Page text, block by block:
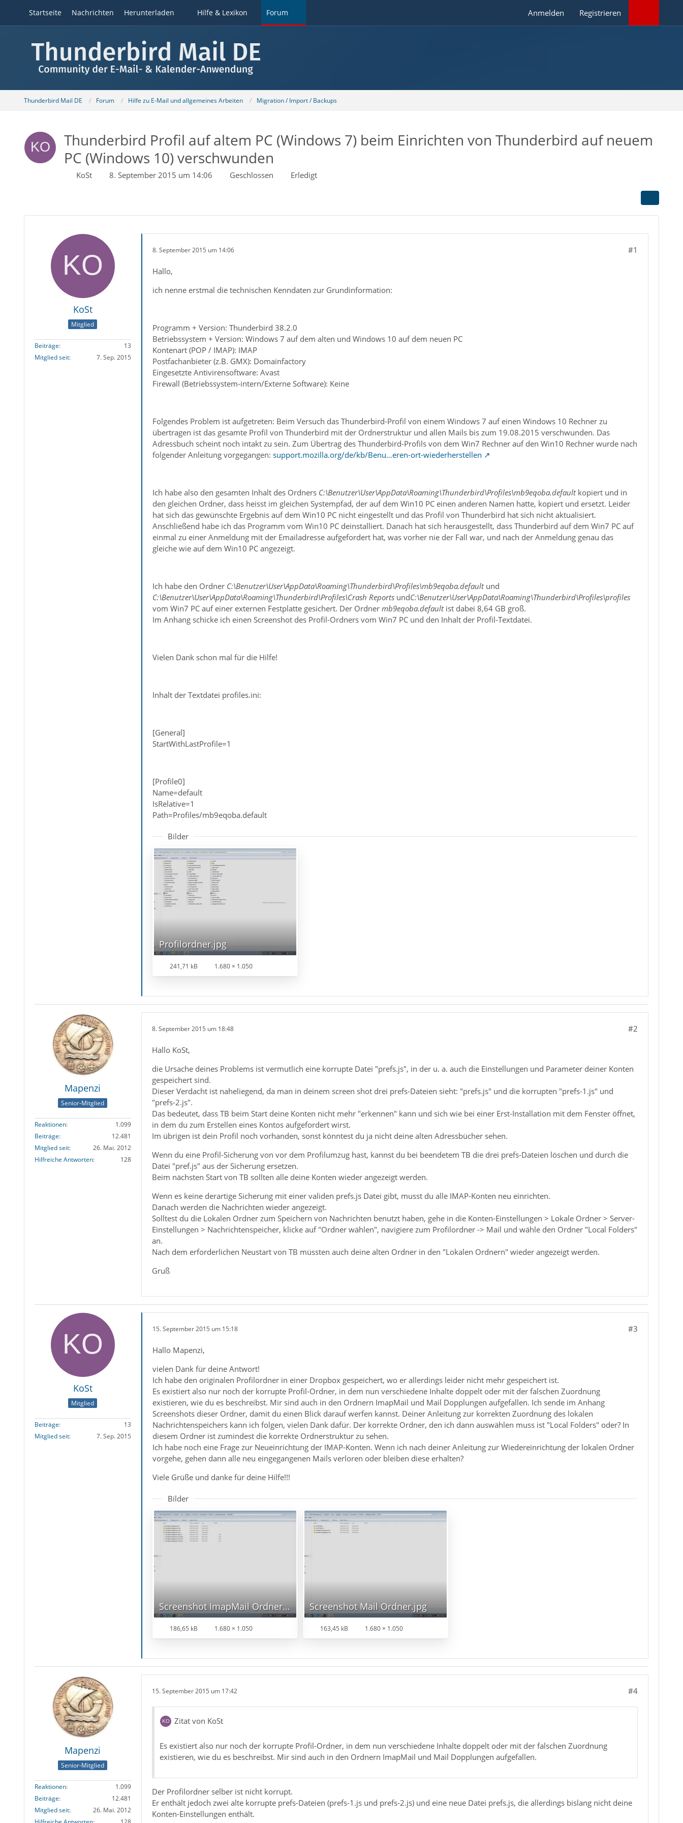
Startseite Nachrichten Herunterladen Hilfe & Lexikon Forum Anmelden Registrieren
Thunderbird Mail DE Forum Hilfe zu E-Mail und allgemeines Arbeiten Migration / Import / Backups
Thunderbird Profil auf altem PC (Windows 7) beim Einrichten von Thunderbird auf neuem
PC (Windows 10) verschwunden
KoSt 8. September 2015 um 14:06 Geschlossen Erledigt
KoSt
Mitglied
Beiträge
13
Mitglied seit
7. Sep. 2015
8. September 2015 um 14:06 #1
Hallo,
ich nenne erstmal die technischen Kenndaten zur Grundinformation:
Programm + Version: Thunderbird 38.2.0
Betriebssystem + Version: Windows 7 auf dem alten und Windows 10 auf dem neuen PC
Kontenart (POP / IMAP): IMAP
Postfachanbieter (z.B. GMX): Domainfactory
Eingesetzte Antivirensoftware: Avast
Firewall (Betriebssystem-intern/Externe Software): Keine
Folgendes Problem ist aufgetreten: Beim Versuch das Thunderbird-Profil von einem Windows 7 auf einen Windows 10 Rechner zu
übertragen ist das gesamte Profil von Thunderbird mit der Ordnerstruktur und allen Mails bis zum 19.08.2015 verschwunden. Das
Adressbuch scheint noch intakt zu sein. Zum Übertrag des Thunderbird-Profils von dem Win7 Rechner auf den Win10 Rechner wurde nach
folgender Anleitung vorgegangen: support.mozilla.org/de/kb/Benu…eren-ort-wiederherstellen
Ich habe also den gesamten Inhalt des Ordners C:\Benutzer\User\AppData\Roaming\Thunderbird\Profiles\mb9eqoba.defaultkopiert und in
den gleichen Ordner, dass heisst im gleichen Systempfad, der auf dem Win10 PC einen anderen Namen hatte, kopiert und ersetzt. Leider
hat sich das gewünschte Ergebnis auf dem Win10 PC nicht eingestellt und das Profil von Thunderbird hat sich nicht aktualisiert.
Anschließend habe ich das Programm vom Win10 PC deinstalliert. Danach hat sich herausgestellt, dass Thunderbird auf dem Win7 PC auf
einmal zu einer Anmeldung mit der Emailadresse aufgefordert hat, was vorher nie der Fall war, und nach der Anmeldung genau das
gleiche wie auf dem Win10 PC angezeigt.
Ich habe den Ordner C:\Benutzer\User\AppData\Roaming\Thunderbird\Profiles\mb9eqoba.defaultund
C:\Benutzer\User\AppData\Roaming\Thunderbird\Profiles\Crash Reports undC:\Benutzer\User\AppData\Roaming\Thunderbird\Profiles\profiles
vom Win7 PC auf einer externen Festplatte gesichert. Der Ordner mb9eqoba.defaultist dabei 8,64 GB groß.
Im Anhang schicke ich einen Screenshot des Profil-Ordners vom Win7 PC und den Inhalt der Profil-Textdatei.
Vielen Dank schon mal für die Hilfe!
Inhalt der Textdatei profiles.ini:
[General]
StartWithLastProfile=1
[Profile0]
Name=default
IsRelative=1
Path=Profiles/mb9eqoba.default
Bilder
Profilordner.jpg
241,71 kB 1.680 × 1.050
Mapenzi
Senior-Mitglied
Reaktionen
1.099
Beiträge
12.481
Mitglied seit
26. Mai. 2012
Hilfreiche Antworten
128
8. September 2015 um 18:48 #2
Hallo KoSt,
die Ursache deines Problems ist vermutlich eine korrupte Datei "prefs.js", in der u. a. auch die Einstellungen und Parameter deiner Konten
gespeichert sind.
Dieser Verdacht ist naheliegend, da man in deinem screen shot drei prefs-Dateien sieht: "prefs.js" und die korrupten "prefs-1.js" und
"prefs-2.js".
Das bedeutet, dass TB beim Start deine Konten nicht mehr "erkennen" kann und sich wie bei einer Erst-Installation mit dem Fenster öffnet,
in dem du zum Erstellen eines Kontos aufgefordert wirst.
Im übrigen ist dein Profil noch vorhanden, sonst könntest du ja nicht deine alten Adressbücher sehen.
Wenn du eine Profil-Sicherung von vor dem Profilumzug hast, kannst du bei beendetem TB die drei prefs-Dateien löschen und durch die
Datei "pref.js" aus der Sicherung ersetzen.
Beim nächsten Start von TB sollten alle deine Konten wieder angezeigt werden.
Wenn es keine derartige Sicherung mit einer validen prefs.js Datei gibt, musst du alle IMAP-Konten neu einrichten.
Danach werden die Nachrichten wieder angezeigt.
Solltest du die Lokalen Ordner zum Speichern von Nachrichten benutzt haben, gehe in die Konten-Einstellungen > Lokale Ordner > Server-
Einstellungen > Nachrichtenspeicher, klicke auf "Ordner wählen", navigiere zum Profilordner -> Mail und wähle den Ordner "Local Folders"
an.
Nach dem erforderlichen Neustart von TB müssten auch deine alten Ordner in den "Lokalen Ordnern" wieder angezeigt werden.
Gruß
KoSt
Mitglied
Beiträge
13
Mitglied seit
7. Sep. 2015
15. September 2015 um 15:18 #3
Hallo Mapenzi,
vielen Dank für deine Antwort!
Ich habe den originalen Profilordner in einer Dropbox gespeichert, wo er allerdings leider nicht mehr gespeichert ist.
Es existiert also nur noch der korrupte Profil-Ordner, in dem nun verschiedene Inhalte doppelt oder mit der falschen Zuordnung
existieren, wie du es beschreibst. Mir sind auch in den Ordnern ImapMail und Mail Dopplungen aufgefallen. Ich sende im Anhang
Screenshots dieser Ordner, damit du einen Blick darauf werfen kannst. Deiner Anleitung zur korrekten Zuordnung des lokalen
Nachrichtenspeichers kann ich folgen, vielen Dank dafür. Der korrekte Ordner, den ich dann auswählen muss ist "Local Folders" oder? In
diesem Ordner ist zumindest die korrekte Ordnerstruktur zu sehen.
Ich habe noch eine Frage zur Neueinrichtung der IMAP-Konten. Wenn ich nach deiner Anleitung zur Wiedereinrichtung der lokalen Ordner
vorgehe, gehen dann alle neu eingegangenen Mails verloren oder bleiben diese erhalten?
Viele Grüße und danke für deine Hilfe!!!
Bilder
Screenshot ImapMail Ordner.jpg
186,65 kB 1.680 × 1.050
Screenshot Mail Ordner.jpg
163,45 kB 1.680 × 1.050
Mapenzi
Senior-Mitglied
Reaktionen
1.099
Beiträge
12.481
Mitglied seit
26. Mai. 2012
15. September 2015 um 17:42 #4
Zitat von KoSt
Es existiert also nur noch der korrupte Profil-Ordner, in dem nun verschiedene Inhalte doppelt oder mit der falschen Zuordnung
existieren, wie du es beschreibst. Mir sind auch in den Ordnern ImapMail und Mail Dopplungen aufgefallen.
Der Profilordner selber ist nicht korrupt.
Er enthält jedoch zwei alte korrupte prefs-Dateien (prefs-1.js und prefs-2.js) und eine neue Datei prefs.js, die allerdings bislang nicht deine
Konten-Einstellungen enthält.